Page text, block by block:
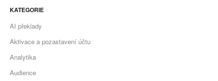
KATEGORIE
AI překlady
Aktivace a pozastavení účtu
Analytika
Audience